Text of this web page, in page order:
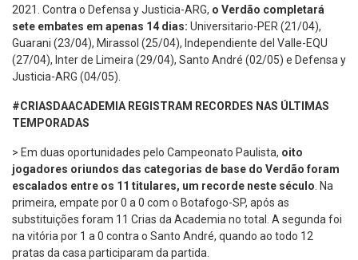
2021. Contra o Defensa y Justicia-ARG, o Verdão completará
sete embates em apenas 14 dias: Universitario-PER (21/04),
Guarani (23/04), Mirassol (25/04), Independiente del Valle-EQU
(27/04), Inter de Limeira (29/04), Santo André (02/05) e Defensa y
Justicia-ARG (04/05).
#CRIASDAACADEMIA REGISTRAM RECORDES NAS ÚLTIMAS
TEMPORADAS
> Em duas oportunidades pelo Campeonato Paulista, oito
jogadores oriundos das categorias de base do Verdão foram
escalados entre os 11 titulares, um recorde neste século . Na
primeira, empate por 0 a 0 com o Botafogo-SP, após as
substituições foram 11 Crias da Academia no total. A segunda foi
na vitória por 1 a 0 contra o Santo André, quando ao todo 12
pratas da casa participaram da partida.